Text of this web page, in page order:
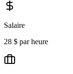
Salaire
28 $ par heure